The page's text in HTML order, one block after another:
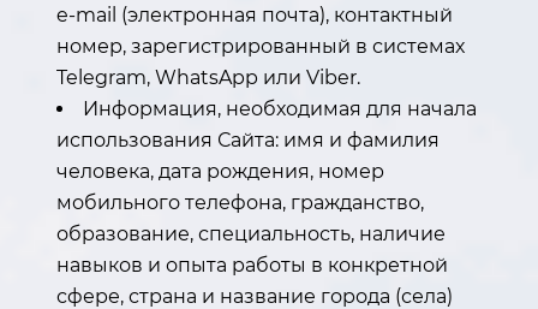
e-mail (электронная почта), контактный
номер, зарегистрированный в системах
Telegram, WhatsApp или Viber.
Информация, необходимая для начала
использования Сайта: имя и фамилия
человека, дата рождения, номер
мобильного телефона, гражданство,
образование, специальность, наличие
навыков и опыта работы в конкретной
сфере, страна и название города (села)